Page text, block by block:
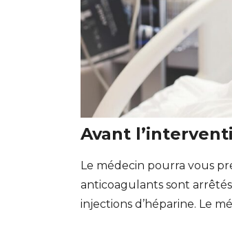
Avant
Le médecin pourra vous
anticoagulants sont
injections d’héparine. Le